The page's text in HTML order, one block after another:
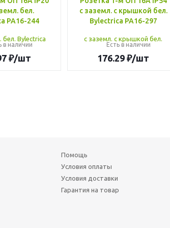
бел.
РА16-244
в наличии
₽/шт
с заземл. с крышкой бел.
Bylectrica РА16-297
Есть в наличии
176.29 ₽/шт
Помощь
Условия оплаты
Условия доставки
Гарантия на товар